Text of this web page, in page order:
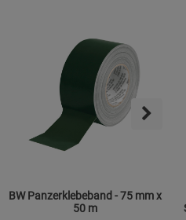
BW Panzerklebeband - 75 mm x
50 m